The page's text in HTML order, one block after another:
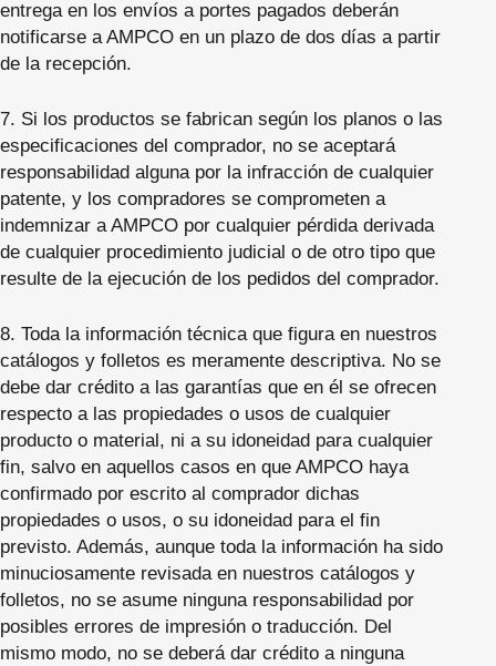
entrega en los envíos a portes pagados deberán
notificarse a AMPCO en un plazo de dos días a partir
de la recepción.
7. Si los productos se fabrican según los planos o las
especificaciones del comprador, no se aceptará
responsabilidad alguna por la infracción de cualquier
patente, y los compradores se comprometen a
indemnizar a AMPCO por cualquier pérdida derivada
de cualquier procedimiento judicial o de otro tipo que
resulte de la ejecución de los pedidos del comprador.
8. Toda la información técnica que figura en nuestros
catálogos y folletos es meramente descriptiva. No se
debe dar crédito a las garantías que en él se ofrecen
respecto a las propiedades o usos de cualquier
producto o material, ni a su idoneidad para cualquier
fin, salvo en aquellos casos en que AMPCO haya
confirmado por escrito al comprador dichas
propiedades o usos, o su idoneidad para el fin
previsto. Además, aunque toda la información ha sido
minuciosamente revisada en nuestros catálogos y
folletos, no se asume ninguna responsabilidad por
posibles errores de impresión o traducción. Del
mismo modo, no se deberá dar crédito a ninguna